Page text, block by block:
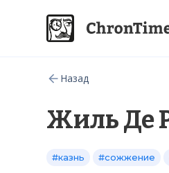
Назад
Жиль Де
#казнь #сожжение